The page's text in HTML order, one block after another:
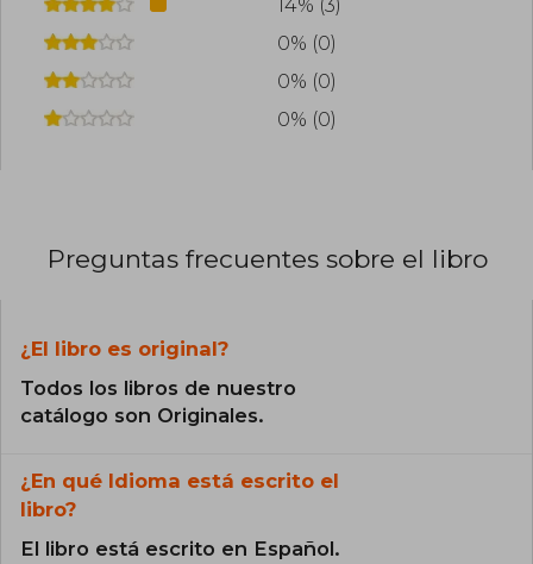
14% (3)
0% (0)
0% (0)
0% (0)
Preguntas frecuentes sobre el libro
¿El libro es original?
Todos los libros de nuestro
catálogo son Originales.
¿En qué Idioma está escrito el
libro?
El libro está escrito en Español.